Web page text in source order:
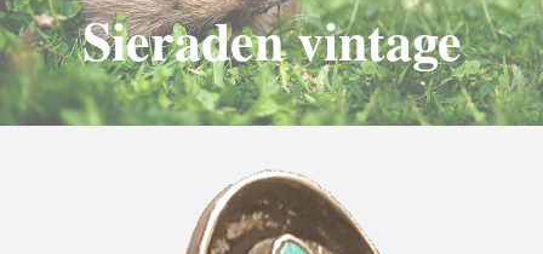
Sieraden vintage